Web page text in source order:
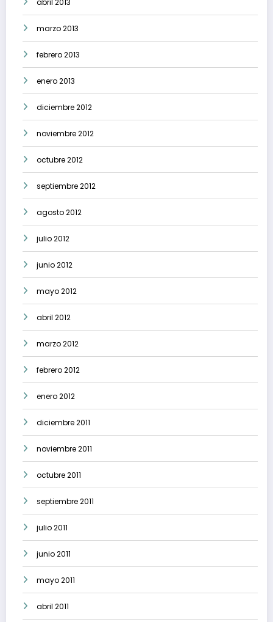
marzo 2013
febrero 2013
enero 2013
diciembre 2012
noviembre 2012
octubre 2012
septiembre 2012
agosto 2012
julio 2012
junio 2012
mayo 2012
abril 2012
marzo 2012
febrero 2012
enero 2012
diciembre 2011
noviembre 2011
octubre 2011
septiembre 2011
julio 2011
junio 2011
mayo 2011
abril 2011